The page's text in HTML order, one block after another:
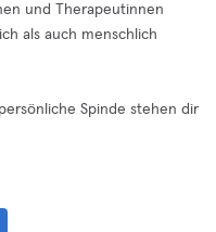
und Therapeutinnen
als auch menschlich
Spinde stehen dir